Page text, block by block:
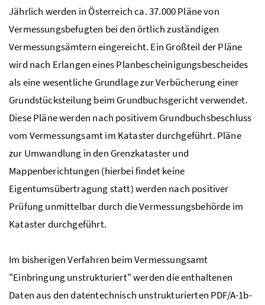
Jährlich werden in Österreich ca. 37.000 Pläne von
Vermessungsbefugten bei den örtlich zuständigen
Vermessungsämtern eingereicht. Ein Großteil der Pläne
wird nach Erlangen eines Planbescheinigungsbescheides
als eine wesentliche Grundlage zur Verbücherung einer
Grundstücksteilung beim Grundbuchsgericht verwendet.
Diese Pläne werden nach positivem Grundbuchsbeschluss
vom Vermessungsamt im Kataster durchgeführt. Pläne
zur Umwandlung in den Grenzkataster und
Mappenberichtungen (hierbei findet keine
Eigentumsübertragung statt) werden nach positiver
Prüfung unmittelbar durch die Vermessungsbehörde im
Kataster durchgeführt.
Im bisherigen Verfahren beim Vermessungsamt
"Einbringung unstrukturiert" werden die enthaltenen
Daten aus den datentechnisch unstrukturierten PDF/A-1b-